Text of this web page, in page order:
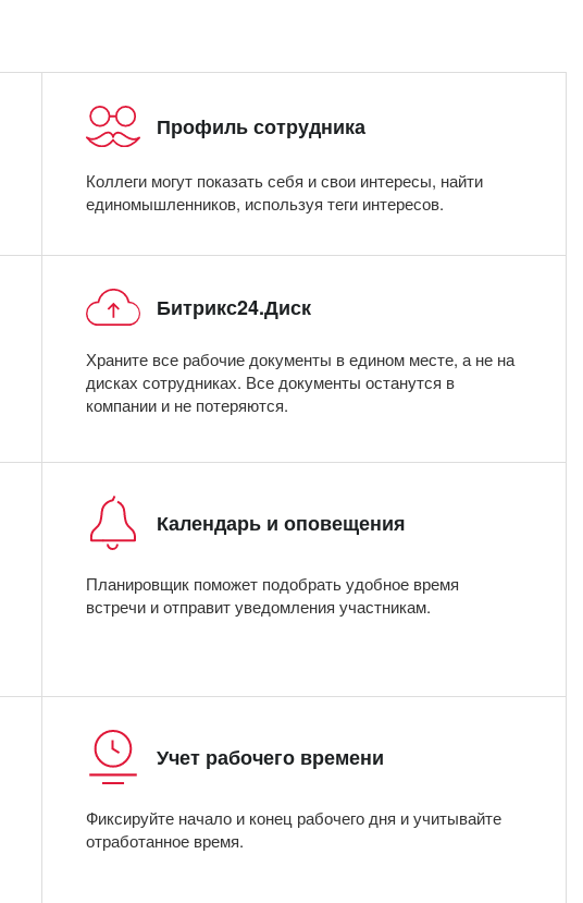
Профиль сотрудника
Коллеги могут показать себя и свои интересы, найти
единомышленников, используя теги интересов.
Битрикс24.Диск
Храните все рабочие документы в едином месте, а не на
дисках сотрудниках. Все документы останутся в
компании и не потеряются.
Календарь и оповещения
Планировщик поможет подобрать удобное время
встречи и отправит уведомления участникам.
Учет рабочего времени
Фиксируйте начало и конец рабочего дня и учитывайте
отработанное время.